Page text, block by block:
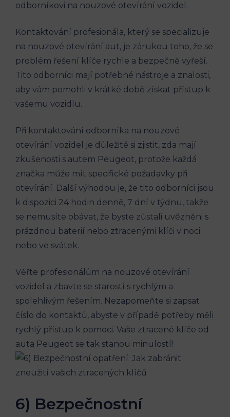
odborníkovi na nouzové otevírání vozidel.
Kontaktování profesionála, který se specializuje
na nouzové otevírání aut, je zárukou toho, že se
problém řešení klíče rychle a bezpečně vyřeší.
Tito odborníci mají potřebné nástroje a znalosti,
aby vám pomohli v krátké době získat přístup k
vašemu vozidlu.
Při kontaktování odborníka na nouzové
otevírání vozidel je důležité si zjistit, zda mají
zkušenosti s autem Peugeot, protože každá
značka může mít specifické požadavky při
otevírání. Další výhodou je, že tito odborníci jsou
k dispozici 24 hodin denně, 7 dní v týdnu, takže
se nemusíte obávat, že byste zůstali uvězněni s
prázdnou baterií nebo ztracenými klíči v noci
nebo ve svátek.
Věřte profesionálům na nouzové otevírání
vozidel a zbavte se starostí s rychlým a
spolehlivým řešením. Nezapomeňte si zapsat
číslo do kontaktů, abyste v případě potřeby měli
rychlý přístup k pomoci. Vaše ztracené klíče od
auta Peugeot se tak stanou minulostí!
6) Bezpečnostní